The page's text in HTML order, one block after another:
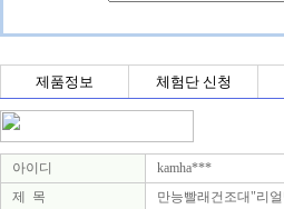
제품정보 체험단 신청
아이디 kamha***
제 목
만능빨래건조대"리